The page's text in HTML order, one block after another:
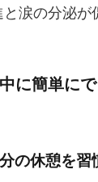
涙の分泌が
に簡単に
の休憩を習